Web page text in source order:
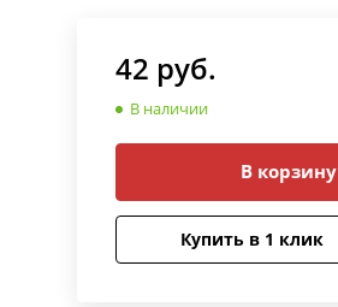
42 руб.
В наличии
В корзину
Купить в 1 клик